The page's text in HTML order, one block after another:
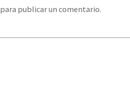
para publicar un comentario.